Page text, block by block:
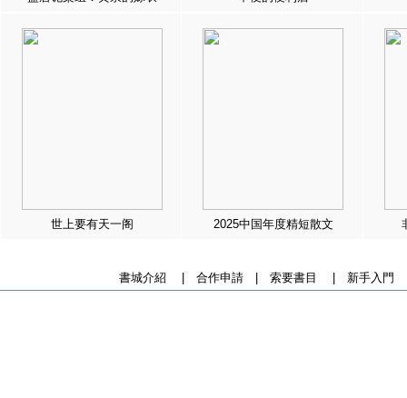
世上要有天一阁 2025中国年度精短散文
書城介紹 合作申請| 索要書目 新手入門